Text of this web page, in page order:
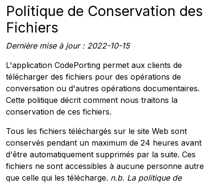
Politique de Conservation des
Fichiers
Dernière mise à jour : 2022-10-15
L'application CodePorting permet aux clients de
télécharger des fichiers pour des opérations de
conversation ou d'autres opérations documentaires.
Cette politique décrit comment nous traitons la
conservation de ces fichiers.
Tous les fichiers téléchargés sur le site Web sont
conservés pendant un maximum de 24 heures avant
d'être automatiquement supprimés par la suite. Ces
fichiers ne sont accessibles à aucune personne autre
que celle qui les télécharge. n.b. La politique de